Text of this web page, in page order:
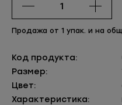
Продажа от 1 упак. и на
Код продукта:
Размер:
Цвет:
Характеристика: